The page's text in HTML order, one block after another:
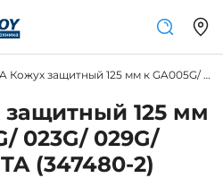
MAKITA Кожух защитный 125 мм к GA005G/ 013G/ 023G/ 029G/ GA5050R MAKITA (347480-2)
защитный 125 мм
023G/ 029G/
(347480-2)